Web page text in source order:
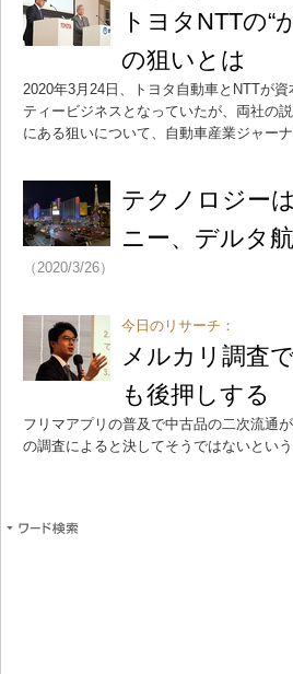
トヨタNTTの“
の狙いとは
2020年3月24日、トヨタ自動車とNTTが
ティービジネスとなっていたが、両社の
にある狙いについて、自動車産業ジャー
テクノロジー
ニー、デルタ
（2020/3/26）
今日のリサーチ：
メルカリ調査
も後押しする
フリマアプリの普及で中古品の二次流通
の調査によると決してそうではないという